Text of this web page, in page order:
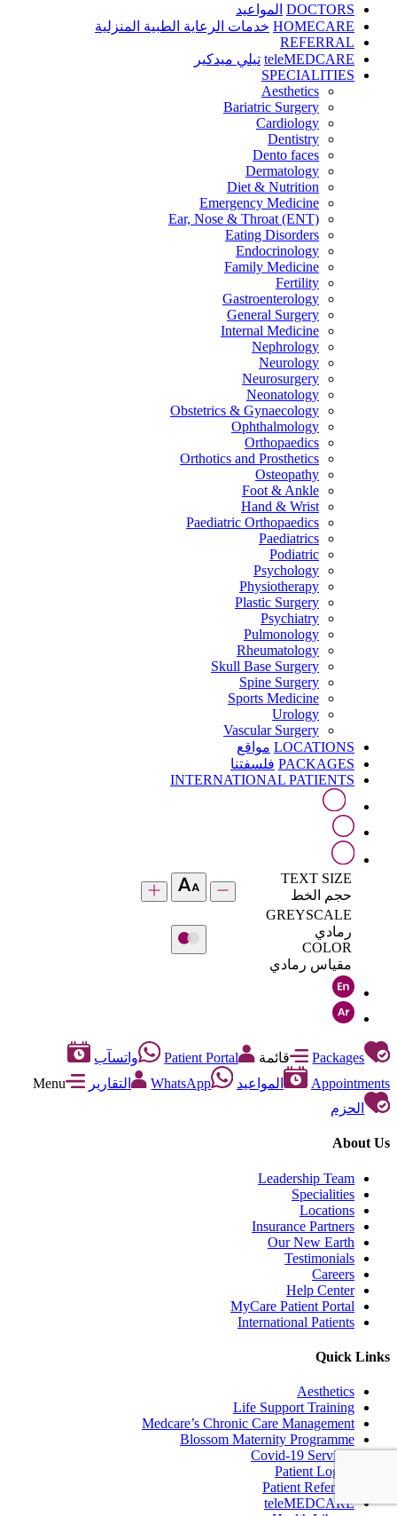
DOCTORS المواعيد
HOMECARE خدمات الرعاية الطبية المنزلية
REFERRAL
teleMEDCARE تيلي ميدكير
SPECIALITIES
Aesthetics
Bariatric Surgery
Cardiology
Dentistry
Dento faces
Dermatology
Diet & Nutrition
Emergency Medicine
Ear, Nose & Throat (ENT)
Eating Disorders
Endocrinology
Family Medicine
Fertility
Gastroenterology
General Surgery
Internal Medicine
Nephrology
Neurology
Neurosurgery
Neonatology
Obstetrics & Gynaecology
Ophthalmology
Orthopaedics
Orthotics and Prosthetics
Osteopathy
Foot & Ankle
Hand & Wrist
Paediatric Orthopaedics
Paediatrics
Podiatric
Psychology
Physiotherapy
Plastic Surgery
Psychiatry
Pulmonology
Rheumatology
Skull Base Surgery
Spine Surgery
Sports Medicine
Urology
Vascular Surgery
LOCATIONS مواقع
PACKAGES فلسفتنا
INTERNATIONAL PATIENTS
TEXT SIZE
حجم الخط
GREYSCALE
رمادي
COLOR
مقياس رمادي
Packages قائمة Patient Portal
واتسآب
Appointments
المواعيد WhatsApp التقارير
Menu
الحزم
About Us
Leadership Team
Specialities
Locations
Insurance Partners
Our New Earth
Testimonials
Careers
Help Center
MyCare Patient Portal
International Patients
Quick Links
Aesthetics
Life Support Training
Medcare’s Chronic Care Management
Blossom Maternity Programme
Covid-19 Services
Patient Log In
Patient Referrals
teleMEDCARE